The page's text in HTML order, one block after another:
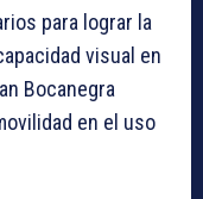
para lograr la
visual en
Bocanegra
en el uso